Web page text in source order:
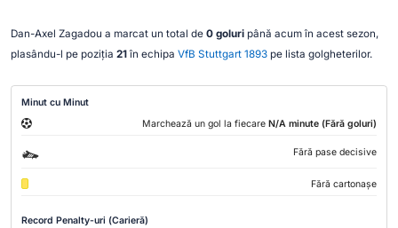
Dan-Axel Zagadou a marcat un total de 0 goluripână acum în acest sezon,
plasându-l pe poziția 21în echipa VfB Stuttgart 1893pe lista golgheterilor.
Minut cu Minut
Marchează un gol la fiecare N/A minute (Fără goluri)
Fără pase decisive
Fără cartonașe
Record Penalty-uri (Carieră)